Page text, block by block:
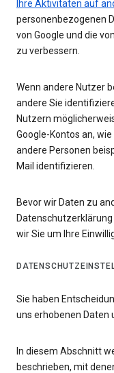
Ihre Aktivitäten auf
personenbezogenen
von Google und die
zu verbessern.
Wenn andere Nutzer
andere Sie
Nutzern
Google-Kontos an,
andere Personen
Mail identifizieren.
Bevor wir Daten zu
wir Sie um Ihre
Sie haben
uns erhobenen Daten
In diesem Abschnitt
beschrieben, mit